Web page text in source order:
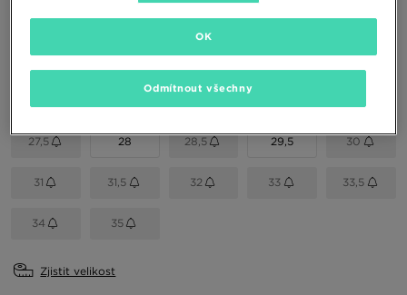
Bílá
Vyberte velikost
27,5 28 28,5 29,5 30
31 31,5 32 33 33,5
34 35
Zjistit velikost
Odmítnout všechny
OK